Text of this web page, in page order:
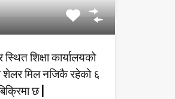
शिक्षा कार्यालयको
शेलर मिल नजिकै रहेको ६
छ |